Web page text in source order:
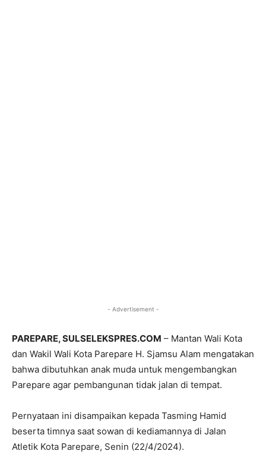
- Advertisement -
PAREPARE, SULSELEKSPRES.COM – Mantan Wali Kota
dan Wakil Wali Kota Parepare H. Sjamsu Alam mengatakan
bahwa dibutuhkan anak muda untuk mengembangkan
Parepare agar pembangunan tidak jalan di tempat.
Pernyataan ini disampaikan kepada Tasming Hamid
beserta timnya saat sowan di kediamannya di Jalan
Atletik Kota Parepare, Senin (22/4/2024).